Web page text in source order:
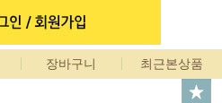
장바구니 최근본상품